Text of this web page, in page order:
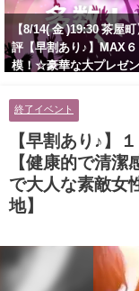
【8/14( 金 )19:30 茶屋
評【早割あり♪】MAX
模！☆豪華な大プレゼ
男性とオシャレ好きで落
大人女性の既婚者限定ビ
ティー♪＠茶屋町】
終了イベント
【早割あり♪】
【健康的で清潔
で大人な素敵女
地】